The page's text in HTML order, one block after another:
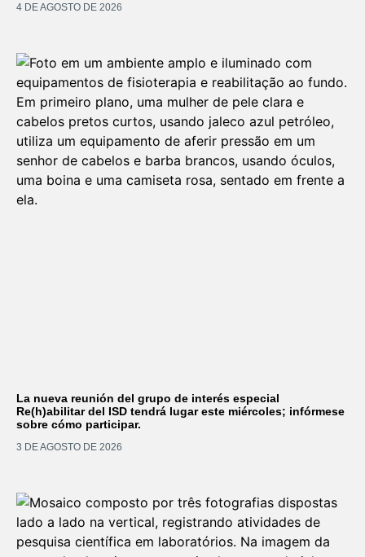
4 DE AGOSTO DE 2026
La nueva reunión del grupo de interés especial
Re(h)abilitar del ISD tendrá lugar este miércoles; infórmese
sobre cómo participar.
3 DE AGOSTO DE 2026